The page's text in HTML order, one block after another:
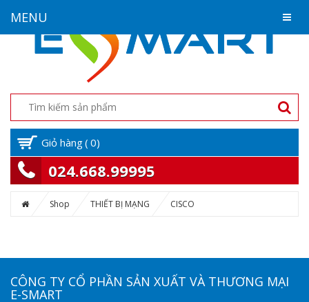
Giỏ hàng( 0)
024.668.99995
MENU
Shop THIẾT BỊ MẠNG CISCO
CÔNG TY CỔ PHẦN SẢN XUẤT VÀ THƯƠNG MẠI
E-SMART